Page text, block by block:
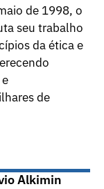
de 1998, o
seu trabalho
da ética e
de
Alkimin